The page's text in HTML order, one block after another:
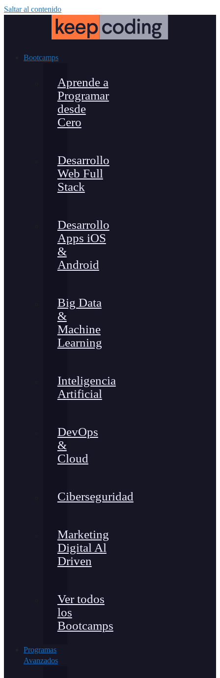
Saltar al contenido
Bootcamps
Aprende a
Programar
desde
Cero
Desarrollo
Web Full
Stack
Desarrollo
Apps iOS
&
Android
Big Data
&
Machine
Learning
Inteligencia
Artificial
DevOps
&
Cloud
Ciberseguridad
Marketing
Digital Al
Driven
Ver todos
los
Bootcamps
Programas
Avanzados